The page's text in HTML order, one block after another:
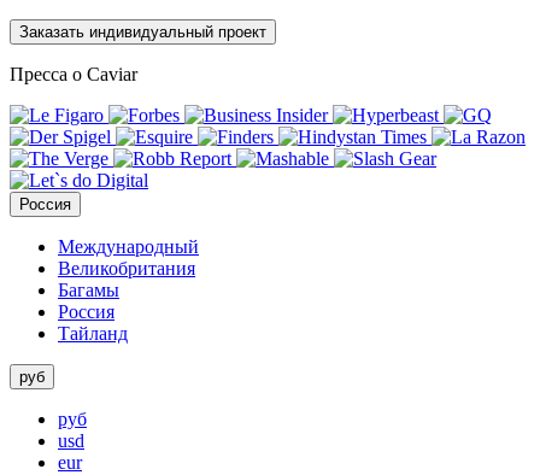
Заказать индивидуальный проект
Пресса о Caviar
Россия
Международный
Великобритания
Багамы
Россия
Тайланд
руб
руб
usd
eur